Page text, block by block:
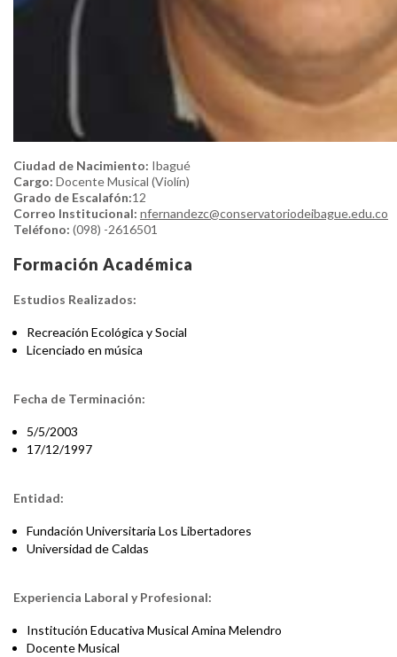
Ciudad de Nacimiento: Ibagué
Cargo: Docente Musical (Violín)
Grado de Escalafón:12
Correo Institucional: nfernandezc@conservatoriodeibague.edu.co
Teléfono: (098) -2616501
Formación Académica
Estudios Realizados:
Recreación Ecológica y Social
Licenciado en música
Fecha de Terminación:
5/5/2003
17/12/1997
Entidad:
Fundación Universitaria Los Libertadores
Universidad de Caldas
Experiencia Laboral y Profesional:
Institución Educativa Musical Amina Melendro
Docente Musical